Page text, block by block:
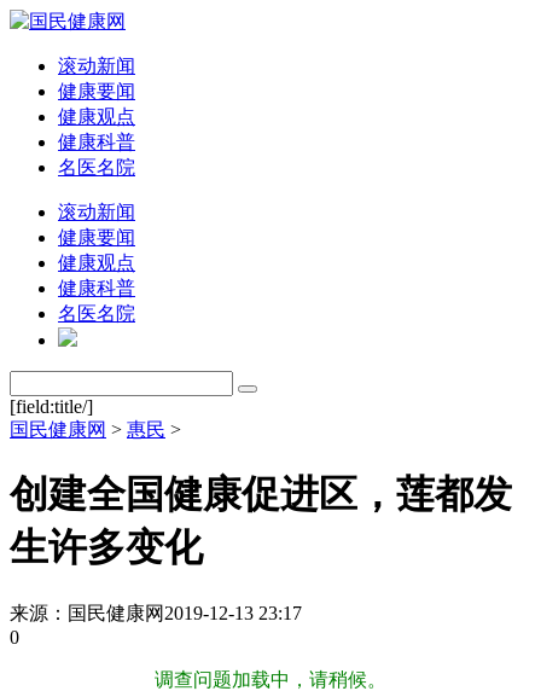
滚动新闻
健康要闻
健康观点
健康科普
名医名院
滚动新闻
健康要闻
健康观点
健康科普
名医名院
[field:title/]
国民健康网 > 惠民 >
创建全国健康促进区，莲都发
生许多变化
来源：国民健康网 2019-12-13 23:17
0
调查问题加载中，请稍候。